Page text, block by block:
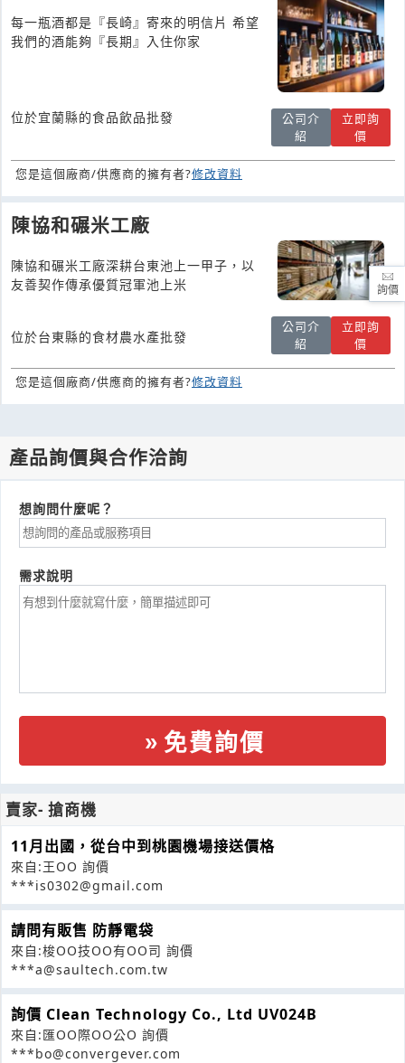
每一瓶酒都是『長崎』寄來的明信片 希望
我們的酒能夠『長期』入住你家
位於宜蘭縣的食品飲品批發
公司介
紹
立即詢
價
您是這個廠商/供應商的擁有者?修改資料
陳協和碾米工廠
陳協和碾米工廠深耕台東池上一甲子，以
友善契作傳承優質冠軍池上米
位於台東縣的食材農水產批發
公司介
紹
立即詢
價
您是這個廠商/供應商的擁有者?修改資料
產品詢價與合作洽詢
想詢問什麼呢？
需求說明
免費詢價
賣家- 搶商機
11月出國，從台中到桃園機場接送價格
來自:王OO 詢價
***is0302@gmail.com
請問有販售 防靜電袋
來自:梭OO技OO有OO司 詢價
***a@saultech.com.tw
詢價 Clean Technology Co., Ltd UV024B
來自:匯OO際OO公O 詢價
***bo@convergever.com
詢價